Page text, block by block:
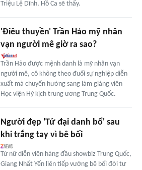
Triệu Lệ Dĩnh, Hồ Ca sẽ thấy.
'Điêu thuyền' Trần Hảo mỹ nhân
vạn người mê giờ ra sao?
Trần Hảo được mệnh danh là mỹ nhân vạn
người mê, cô không theo đuổi sự nghiệp diễn
xuất mà chuyển hướng sang làm giảng viên
Học viện Hý kịch trung ương Trung Quốc.
Người đẹp 'Tứ đại danh bổ' sau
khi trắng tay vì bê bối
Từ nữ diễn viên hàng đầu showbiz Trung Quốc,
Giang Nhất Yến liên tiếp vướng bê bối đời tư